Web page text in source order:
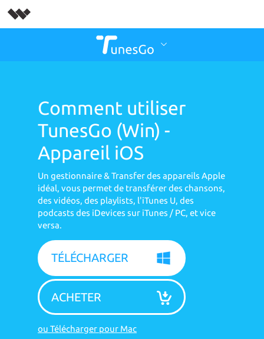
Comment utiliser
TunesGo (Win) -
Appareil iOS
Un gestionnaire & Transfer des appareils Apple
idéal, vous permet de transférer des chansons,
des vidéos, des playlists, l'iTunes U, des
podcasts des iDevices sur iTunes / PC, et vice
versa.
TÉLÉCHARGER
ACHETER
ou Télécharger pour Mac